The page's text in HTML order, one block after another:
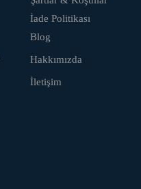
İade Politikası
Blog
Hakkımızda
İletişim